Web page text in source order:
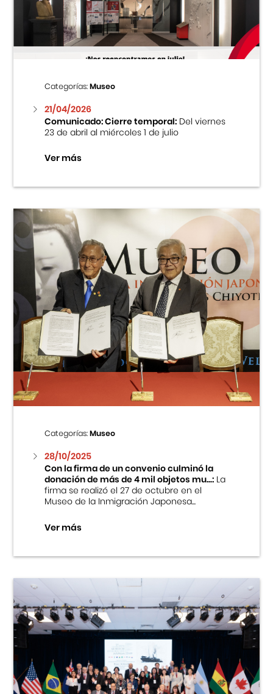
Centro Cultural Peruano Japonés
Museo de la Inmigración Japonesa
Fondo Editorial
Teatro Peruano Japonés
Categorías:Museo
21/04/2026
Comunicado: Cierre temporal:Del viernes
23 de abril al miércoles 1 de julio
Ver más
Categorías:Museo
28/10/2025
Con la firma de un convenio culminó la
donación de más de 4 mil objetos mu...:La
firma se realizó el 27 de octubre en el
Museo de la Inmigración Japonesa...
Ver más